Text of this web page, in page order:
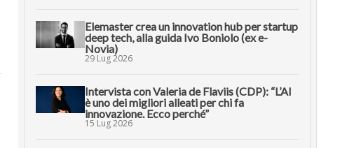
Elemaster crea un innovation hub per startup
deep tech, alla guida Ivo Boniolo (ex e-
Novia)
29 Lug 2026
Intervista con Valeria de Flaviis (CDP): “L’AI
è uno dei migliori alleati per chi fa
innovazione. Ecco perché”
15 Lug 2026